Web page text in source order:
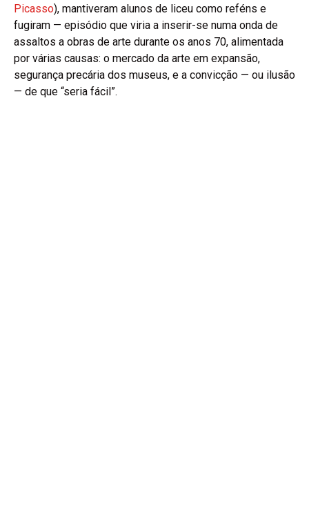
Picasso), mantiveram alunos de liceu como reféns e
fugiram — episódio que viria a inserir-se numa onda de
assaltos a obras de arte durante os anos 70, alimentada
por várias causas: o mercado da arte em expansão,
segurança precária dos museus, e a convicção — ou ilusão
— de que “seria fácil”.